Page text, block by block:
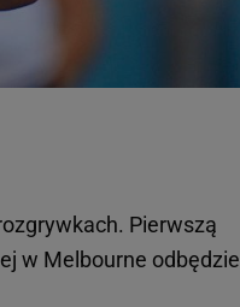
Pierwszą
w Melbourne odbędzie